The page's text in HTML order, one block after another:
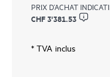
PRIX D’ACHAT
CHF 3'381.53
* TVA inclus